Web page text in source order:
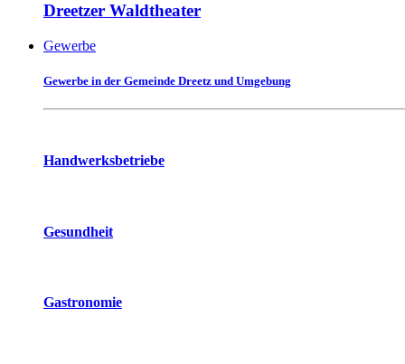
Dreetzer Waldtheater
Gewerbe
Gewerbe in der Gemeinde Dreetz und Umgebung
Handwerksbetriebe
Gesundheit
Gastronomie